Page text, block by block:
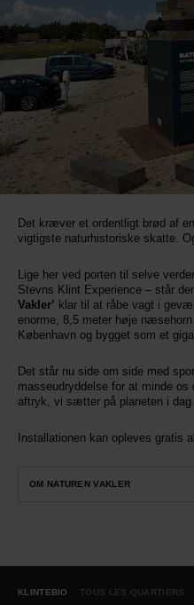
Det kræver et ordentligt brød af
vigtigste naturhistoriske skatte.
Lige her ved porten til selve
Stevns Klint Experience – står
Vakler’ klar til at råbe vagt i
enorme, 8,5 meter høje
København og bygget som et
Det står nu side om side med
masseudryddelse for at minde os
aftryk, vi sætter på planeten i dag.
Installationen kan opleves gratis
OM NATUREN VAKLER
KLINTEBIO TOUS LES QUARTIERS